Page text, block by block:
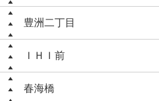
豊洲二丁目
ＩＨＩ前
春海橋